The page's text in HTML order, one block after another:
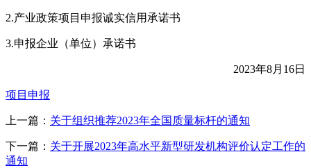
2.产业政策项目申报诚实信用承诺书
3.申报企业（单位）承诺书
2023年8月16日
项目申报
上一篇： 关于组织推荐2023年全国质量标杆的通知
下一篇： 关于开展2023年高水平新型研发机构评价认定工作的
通知